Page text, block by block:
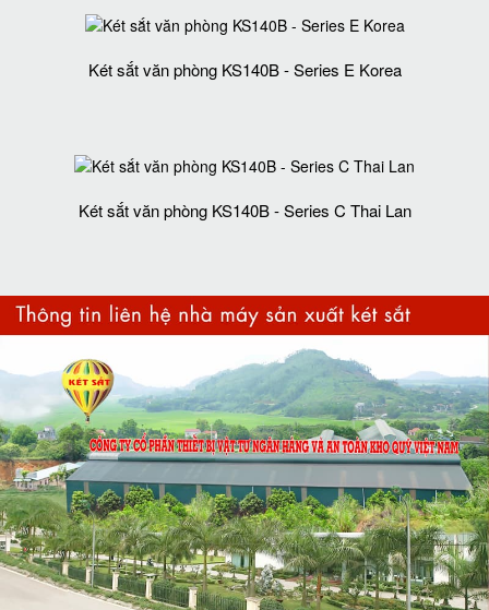
Két sắt văn phòng KS140B - Series E Korea
Két sắt văn phòng KS140B - Series C Thai Lan